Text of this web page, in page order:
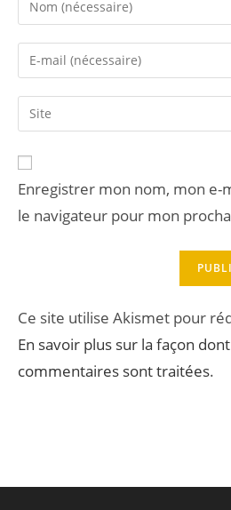
Enregistrer mon nom, mon e-
le navigateur pour mon
Ce site utilise Akismet pour
En savoir plus sur la façon
commentaires sont traitées.